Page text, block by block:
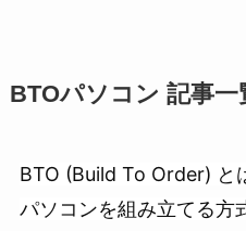
BTOパソコン 記事一
BTO (Build To Order) と
パソコンを組み立てる方